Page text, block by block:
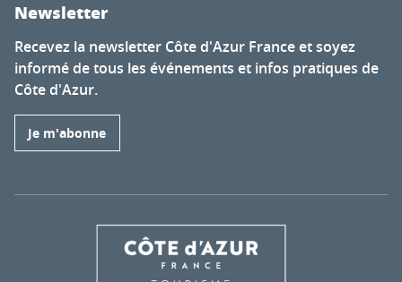
Newsletter
Recevez la newsletter Côte d'Azur France et soyez
informé de tous les événements et infos pratiques de
Côte d'Azur.
Je m'abonne